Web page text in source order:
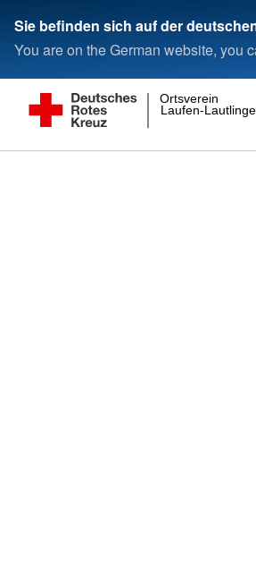
Sie befinden sich auf der
You are on the German website, you
Laufen-
Ortsverein